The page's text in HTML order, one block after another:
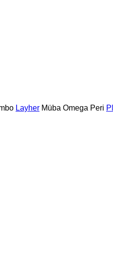
Layher Müba Omega Peri